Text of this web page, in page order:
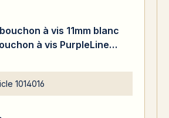
à vis 11mm blanc
à vis PurpleLine
1014016